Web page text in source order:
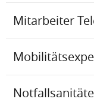
Mitarbeiter